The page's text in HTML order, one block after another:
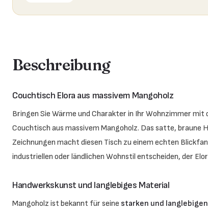
Beschreibung
Couchtisch Elora aus massivem Mangoholz
Bringen Sie Wärme und Charakter in Ihr Wohnzimmer mit
Couchtisch aus massivem Mangoholz. Das satte, braune
Zeichnungen macht diesen Tisch zu einem echten
industriellen oder ländlichen Wohnstil entscheiden, der
Handwerkskunst und langlebiges Material
Mangoholz ist bekannt für seine starken und